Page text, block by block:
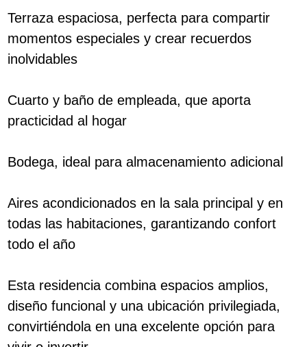
Terraza espaciosa, perfecta para compartir
momentos especiales y crear recuerdos
inolvidables
Cuarto y baño de empleada, que aporta
practicidad al hogar
Bodega, ideal para almacenamiento adicional
Aires acondicionados en la sala principal y en
todas las habitaciones, garantizando confort
todo el año
Esta residencia combina espacios amplios,
diseño funcional y una ubicación privilegiada,
convirtiéndola en una excelente opción para